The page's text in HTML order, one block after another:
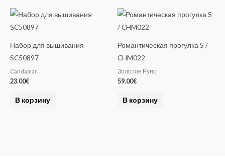
Набор для вышивания
SC50897
Candamar
23.00€
В корзину
Романтическая прогулка S /
CHM022
Золотое Руно
59.00€
В корзину